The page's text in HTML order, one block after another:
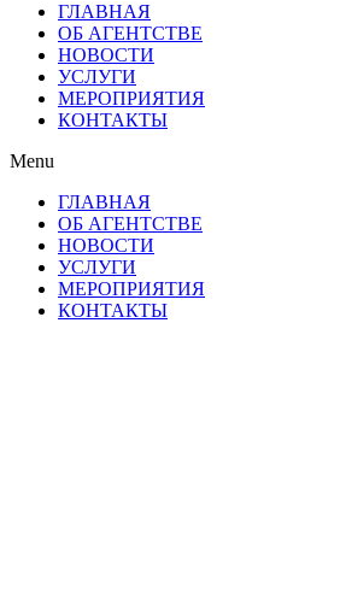
ГЛАВНАЯ
ОБ АГЕНТСТВЕ
НОВОСТИ
УСЛУГИ
МЕРОПРИЯТИЯ
КОНТАКТЫ
Menu
ГЛАВНАЯ
ОБ АГЕНТСТВЕ
НОВОСТИ
УСЛУГИ
МЕРОПРИЯТИЯ
КОНТАКТЫ